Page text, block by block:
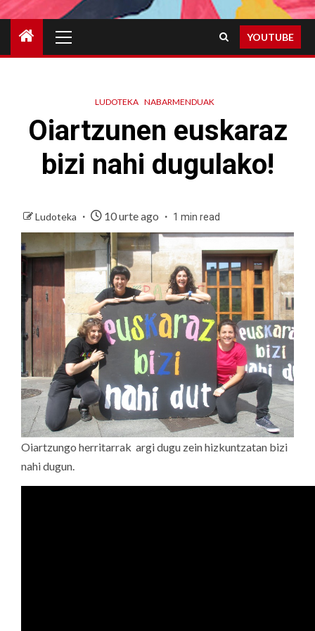
Menu
YOUTUBE
LUDOTEKA NABARMENDUAK
Oiartzunen euskaraz
bizi nahi dugulako!
Ludoteka 10 urte ago 1 min read
Oiartzungo herritarrak argi dugu zein hizkuntzatan bizi
nahi dugun.